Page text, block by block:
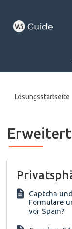
Lösungsstartseite
Captcha
Formulare
vor Spam?